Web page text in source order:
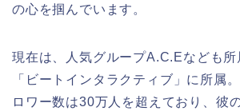
の心を掴んでいます。
現在は、人気グループA.C.Eなども
「ビートインタラクティブ」に所属
ロワー数は30万人を超えており、彼